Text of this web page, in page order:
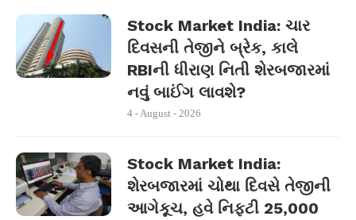
Stock Market India: ચાર
દિવસની તેજીને બ્રેક, કાલે
RBIની ધીરાણ નિતી શેરબજારમાં
નવું બાઈંગ લાવશે?
4 - August - 2026
Stock Market India:
શેરબજારમાં ચોથા દિવસે તેજીની
આગેકૂચ, હવે નિફ્ટી 25,000